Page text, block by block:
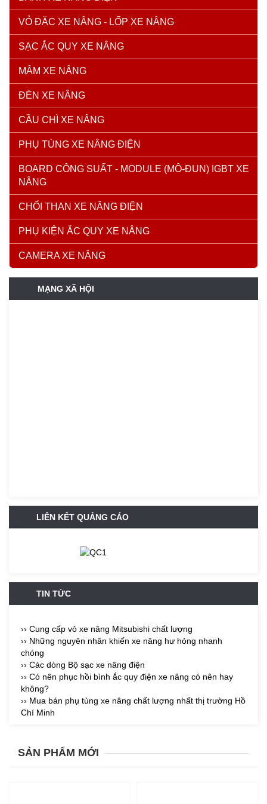
VỎ ĐẶC XE NÂNG - LỐP XE NÂNG
SẠC ẮC QUY XE NÂNG
MÂM XE NÂNG
ĐÈN XE NÂNG
CẦU CHÌ XE NÂNG
PHỤ TÙNG XE NÂNG ĐIỆN
BOARD CÔNG SUẤT - MODULE (MÔ-ĐUN) IGBT XE
NÂNG
CHỔI THAN XE NÂNG ĐIỆN
PHỤ KIỆN ẮC QUY XE NÂNG
CAMERA XE NÂNG
MẠNG XÃ HỘI
LIÊN KẾT QUẢNG CÁO
TIN TỨC
›› Cung cấp vỏ xe nâng Mitsubishi chất lượng
›› Những nguyên nhân khiến xe nâng hư hỏng nhanh
chóng
›› Các dòng Bộ sạc xe nâng điện
›› Có nên phục hồi bình ắc quy điện xe nâng có nên hay
không?
›› Mua bán phụ tùng xe nâng chất lượng nhất thị trường Hồ
Chí Minh
SẢN PHẨM MỚI